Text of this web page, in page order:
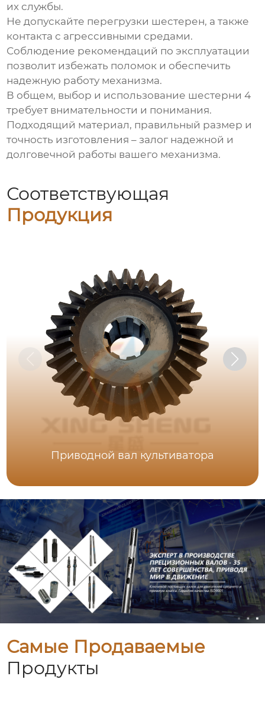
их службы.
Не допускайте перегрузки шестерен, а также
контакта с агрессивными средами.
Соблюдение рекомендаций по эксплуатации
позволит избежать поломок и обеспечить
надежную работу механизма.
В общем, выбор и использование шестерни 4
требует внимательности и понимания.
Подходящий материал, правильный размер и
точность изготовления – залог надежной и
долговечной работы вашего механизма.
Соответствующая
Продукция
Приводной вал культиватора
Самые Продаваемые
Продукты